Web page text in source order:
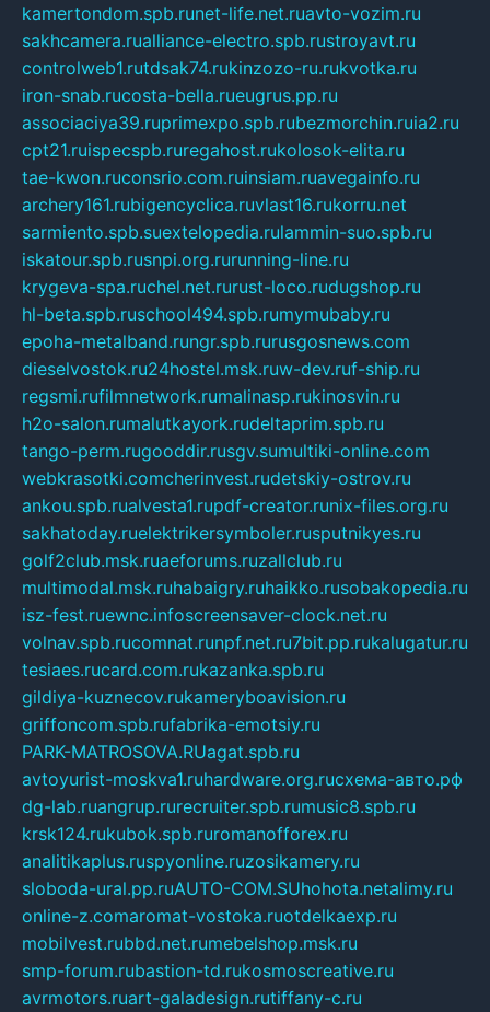
kamertondom.spb.runet-life.net.ruavto-vozim.ru
sakhcamera.rualliance-electro.spb.rustroyavt.ru
controlweb1.rutdsak74.rukinzozo-ru.rukvotka.ru
iron-snab.rucosta-bella.rueugrus.pp.ru
associaciya39.ruprimexpo.spb.rubezmorchin.ruia2.ru
cpt21.ruispecspb.ruregahost.rukolosok-elita.ru
tae-kwon.ruconsrio.com.ruinsiam.ruavegainfo.ru
archery161.rubigencyclica.ruvlast16.rukorru.net
sarmiento.spb.suextelopedia.rulammin-suo.spb.ru
iskatour.spb.rusnpi.org.rurunning-line.ru
krygeva-spa.ruchel.net.rurust-loco.rudugshop.ru
hl-beta.spb.ruschool494.spb.rumymubaby.ru
epoha-metalband.rungr.spb.rurusgosnews.com
dieselvostok.ru24hostel.msk.ruw-dev.ruf-ship.ru
regsmi.rufilmnetwork.rumalinasp.rukinosvin.ru
h2o-salon.rumalutkayork.rudeltaprim.spb.ru
tango-perm.rugooddir.rusgv.sumultiki-online.com
webkrasotki.comcherinvest.rudetskiy-ostrov.ru
ankou.spb.rualvesta1.rupdf-creator.runix-files.org.ru
sakhatoday.ruelektrikersymboler.rusputnikyes.ru
golf2club.msk.ruaeforums.ruzallclub.ru
multimodal.msk.ruhabaigry.ruhaikko.rusobakopedia.ru
isz-fest.ruewnc.infoscreensaver-clock.net.ru
volnav.spb.rucomnat.runpf.net.ru7bit.pp.rukalugatur.ru
tesiaes.rucard.com.rukazanka.spb.ru
gildiya-kuznecov.rukameryboavision.ru
griffoncom.spb.rufabrika-emotsiy.ru
PARK-MATROSOVA.RUagat.spb.ru
avtoyurist-moskva1.ruhardware.org.ruсхема-авто.рф
dg-lab.ruangrup.rurecruiter.spb.rumusic8.spb.ru
krsk124.rukubok.spb.ruromanofforex.ru
analitikaplus.ruspyonline.ruzosikamery.ru
sloboda-ural.pp.ruAUTO-COM.SUhohota.netalimy.ru
online-z.comaromat-vostoka.ruotdelkaexp.ru
mobilvest.rubbd.net.rumebelshop.msk.ru
smp-forum.rubastion-td.rukosmoscreative.ru
avrmotors.ruart-galadesign.rutiffany-c.ru